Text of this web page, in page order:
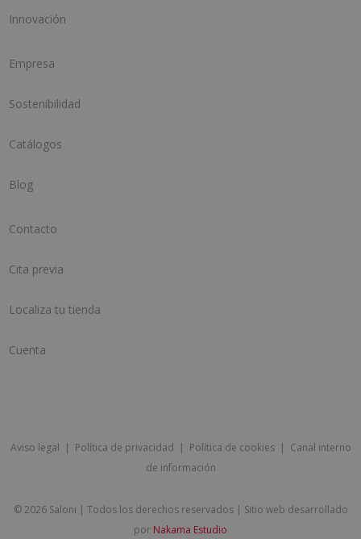
Innovación
Empresa
Sostenibilidad
Catálogos
Blog
Contacto
Cita previa
Localiza tu tienda
Cuenta
Aviso legal | Política de privacidad | Política de cookies| Canal interno
de información
©2026 Saloni | Todos los derechos reservados | Sitio web desarrollado
por Nakama Estudio